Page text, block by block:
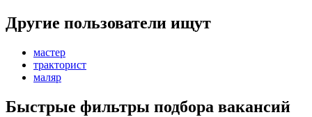
Другие пользователи ищут
мастер
тракторист
маляр
Быстрые фильтры подбора вакансий